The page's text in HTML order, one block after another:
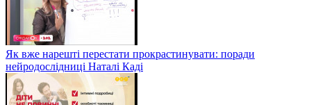
Як вже нарешті перестати прокрастинувати: поради
нейродослідниці Наталі Каді